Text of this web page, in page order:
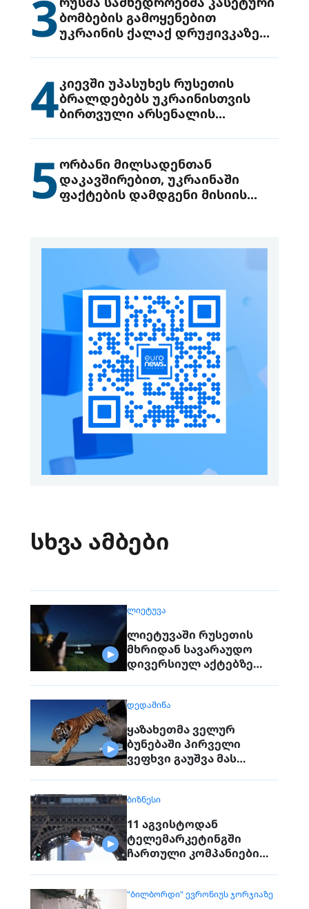
3ბომბების გამოყენებით
უკრაინის ქალაქ დრუჟივკაზე
4კიევში უპასუხეს რუსეთის
ბრალდებებს უკრაინისთვის
ბირთვული არსენალის
5ორბანი მილსადენთან
დაკავშირებით, უკრაინაში
ფაქტების დამდგენი მისიის
სხვა ამბები
ᲚᲘᲔᲢᲣᲕᲐ
ლიეტუვაში რუსეთის
მხრიდან სავარაუდო
დივერსიულ აქტებზე
ᲓᲔᲓᲐᲛᲘᲬᲐ
ყაზახეთმა ველურ
ბუნებაში პირველი
ვეფხვი გაუშვა მას
გაქრა თურანული ვეფხვი
ᲑᲘᲖᲜᲔᲡᲘ
11 აგვისტოდან
ტელემარკეტინგში
ჩართული კომპანიები
მოქალაქეებს
"ᲑᲘᲚᲑᲝᲠᲓᲘ" ᲔᲕᲠᲝᲜᲘᲣᲡ ᲯᲝᲠᲯᲘᲐᲖᲔ